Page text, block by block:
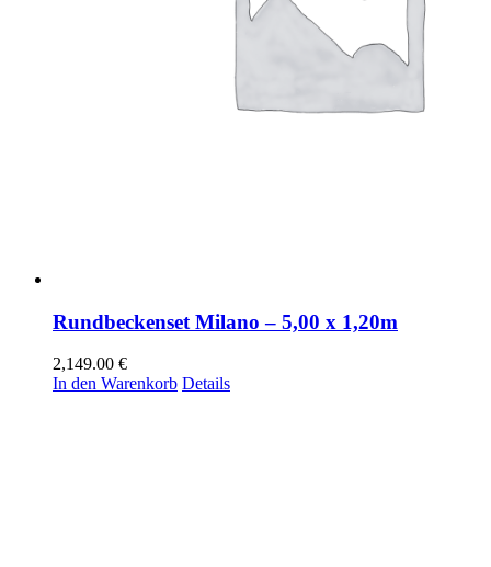
Rundbeckenset Milano – 5,00 x 1,20m
2,149.00 €
In den Warenkorb Details